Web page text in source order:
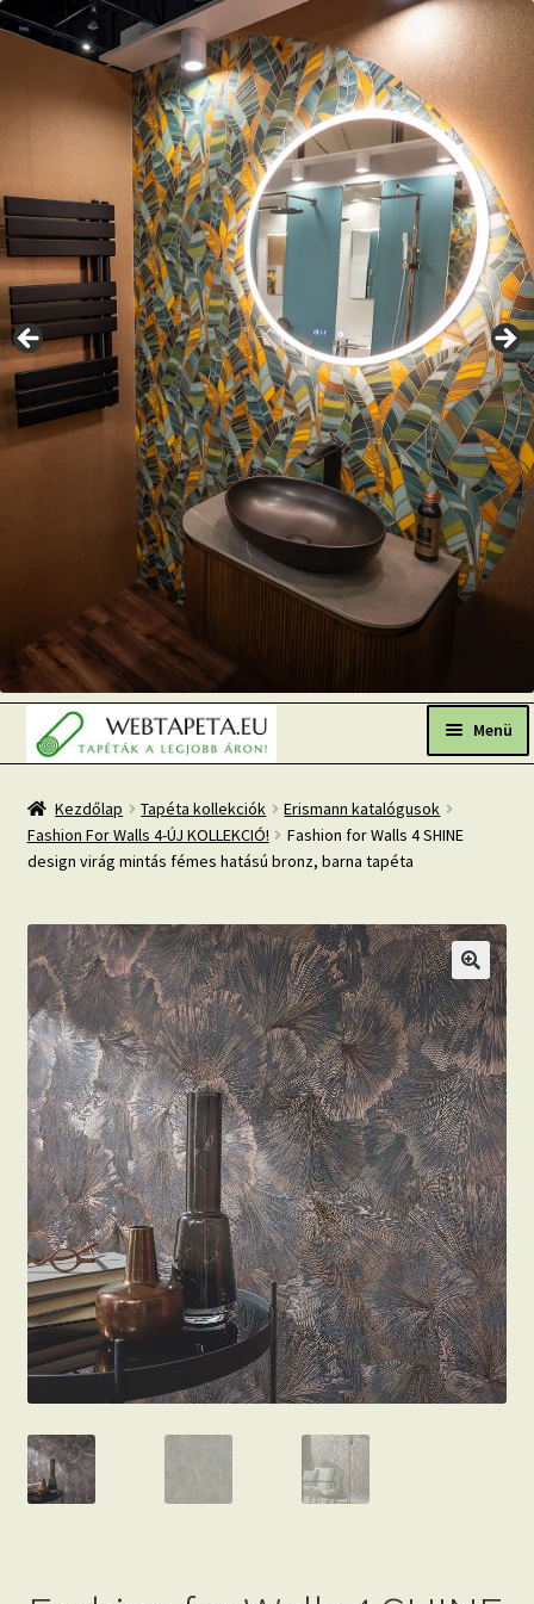
Ugrás
a
navigációhoz
Kilépés
a
tartalomba Menü
Népszerű tapéták
Tapéta BLOG
Mi az a fotótapéta?
Tapétázási tanácsok
Beton hatású tapéták
Kapcsolat
Kezdőlap Tapéta kollekciók
Erismann katalógusok
Fashion For Walls 4-ÚJ KOLLEKCIÓ!
Fashion for Walls 4 SHINE
design virág mintás fémes hatású bronz, barna tapéta